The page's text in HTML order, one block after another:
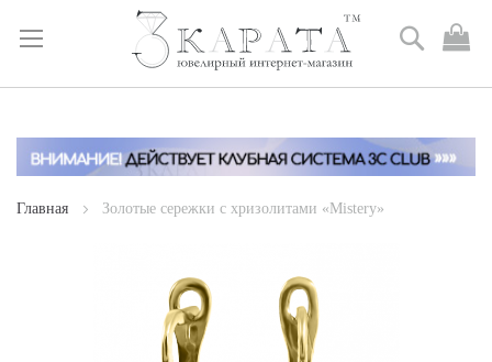
Skip
Content
Поиск
Главная Золотые сережки c хризолитами «Mistery»